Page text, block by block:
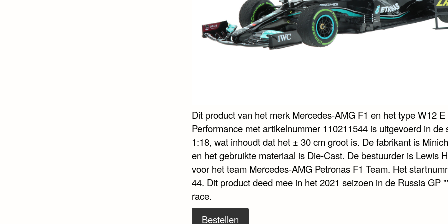
Dit product van het merk Mercedes-AMG F1 en het type W12 E
Performance met artikelnummer 110211544 is uitgevoerd in de
1:18, wat inhoudt dat het ± 30 cm groot is. De fabrikant is
en het gebruikte materiaal is Die-Cast. De bestuurder is Lewis
voor het team Mercedes-AMG Petronas F1 Team. Het
44. Dit product deed mee in het 2021 seizoen in de Russia GP
race.
Bestellen